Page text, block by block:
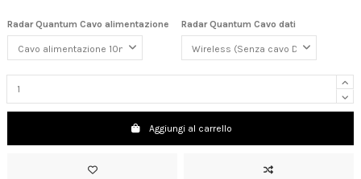
Radar Quantum Cavo alimentazione Radar Quantum Cavo dati
Aggiungi al carrello